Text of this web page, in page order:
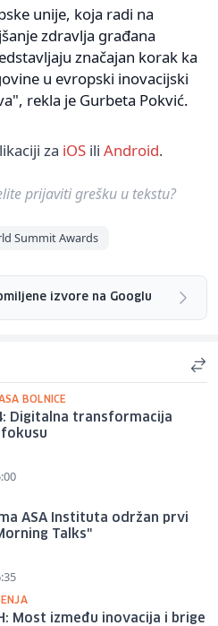
unije, koja radi na
zdravlja građana
značajan korak ka
u evropski inovacijski
rekla je Gurbeta Pokvić.
za iOS ili Android.
prijaviti grešku u tekstu?
Summit Awards
izvore na Googlu
BOLNICE
Digitalna transformacija
ASA Instituta održan prvi
Talks"
Most između inovacija i brige